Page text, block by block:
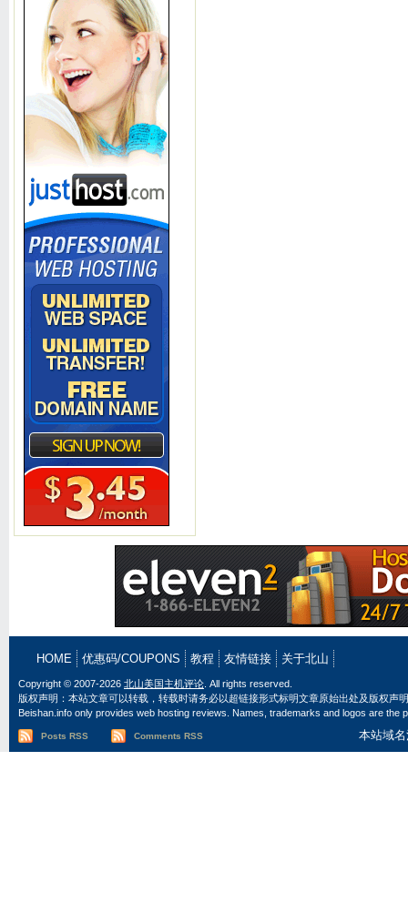
HOME 优惠码/COUPONS 教程 友情链接 关于北山
Copyright © 2007-2026 北山美国主机评论 . All rights reserved.
版权声明：本站文章可以转载，转载时请务必以超链接形式标明文章原始出处及版权声
Beishan.info only provides web hosting reviews. Names, trademarks and logos are
Posts RSS Comments RSS 本站域